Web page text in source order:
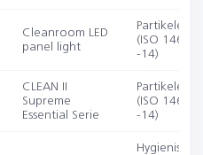
Cleanroom LED
panel light
(ISO
-14)
CLEAN II
Supreme
Essential Serie
(ISO
-14)